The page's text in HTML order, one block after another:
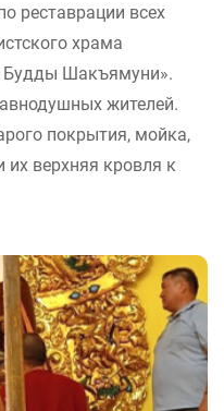
реставрации всех
храма
Будды Шакъямуни».
жителей.
покрытия, мойка,
их верхняя кровля к